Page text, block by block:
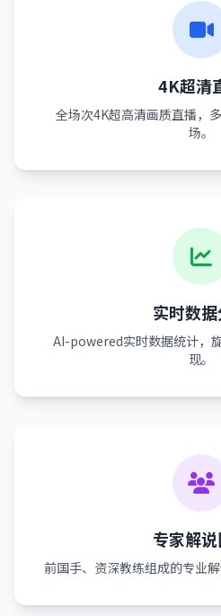
4K超清
全场次4K超高清画质直播，
场。
实时数
AI-powered实时数据统计，
现。
专家解
前国手、资深教练组成的专业